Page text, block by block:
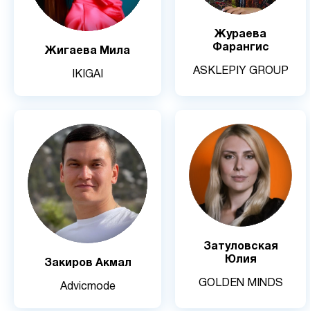
Жигаева Мила
IKIGAI
Жураева
Фарангис
ASKLEPIY GROUP
Закиров Акмал
Advicmode
Затуловская
Юлия
GOLDEN MINDS